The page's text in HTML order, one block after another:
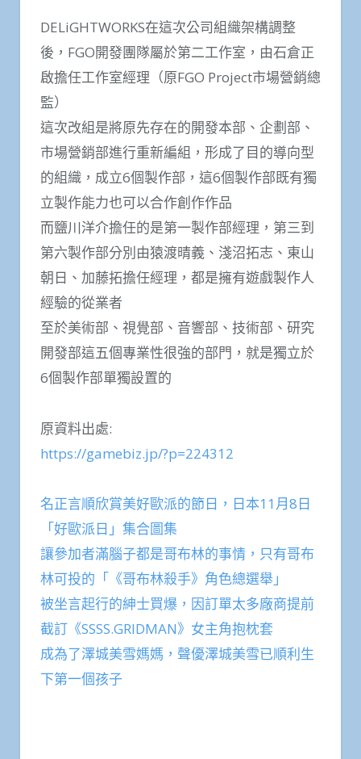
DELiGHTWORKS在這次公司組織架構調整
後，FGO開發團隊屬於第二工作室，由石倉正
啟擔任工作室經理（原FGO Project市場營銷總
監）
這次改組是將原先存在的開發本部、企劃部、
市場營銷部進行重新編組，形成了目的導向型
的組織，成立6個製作部，這6個製作部既有獨
立製作能力也可以合作創作作品
而鹽川洋介擔任的是第一製作部經理，第三到
第六製作部分別由猿渡晴義、淺沼拓志、東山
朝日、加藤拓擔任經理，都是擁有遊戲製作人
經驗的從業者
至於美術部、視覺部、音響部、技術部、研究
開發部這五個專業性很強的部門，就是獨立於
6個製作部單獨設置的
原資料出處:
https://gamebiz.jp/?p=224312
名正言順欣賞美好歐派的節日，日本11月8日
「好歐派日」集合圖集
讓參加者滿腦子都是哥布林的事情，只有哥布
林可投的「《哥布林殺手》角色總選舉」
被坐言起行的紳士買爆，因訂單太多廠商提前
截訂《SSSS.GRIDMAN》女主角抱枕套
成為了澤城美雪媽媽，聲優澤城美雪已順利生
下第一個孩子